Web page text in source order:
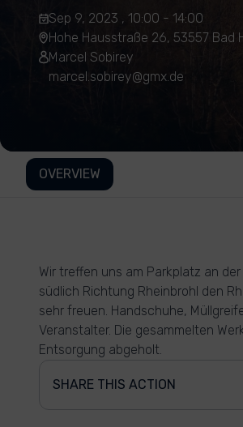
Sep 9, 2023 , 10:00 - 14:00
Hohe Hausstraße 26, 53557 Bad
Marcel Sobirey
marcel.sobirey@gmx.de
OVERVIEW
Wir treffen uns am Parkplatz an
südlich Richtung Rheinbrohl den
sehr freuen. Handschuhe,
Veranstalter. Die gesammelten
Entsorgung abgeholt.
SHARE THIS ACTION